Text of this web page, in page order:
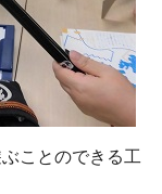
ことのできる工